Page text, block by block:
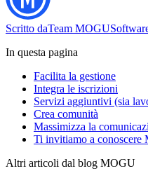
Scritto daTeam MOGU
In questa pagina
Facilita la gestione
Integra le iscrizioni
Servizi aggiuntivi (sia
Crea comunità
Massimizza la
Ti invitiamo a conoscere
Altri articoli dal blog MOGU